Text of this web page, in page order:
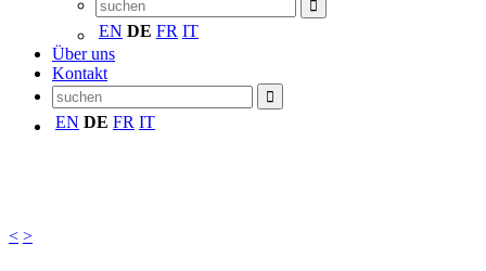
EN DE FR IT
Über uns
Kontakt
EN DE FR IT
< >